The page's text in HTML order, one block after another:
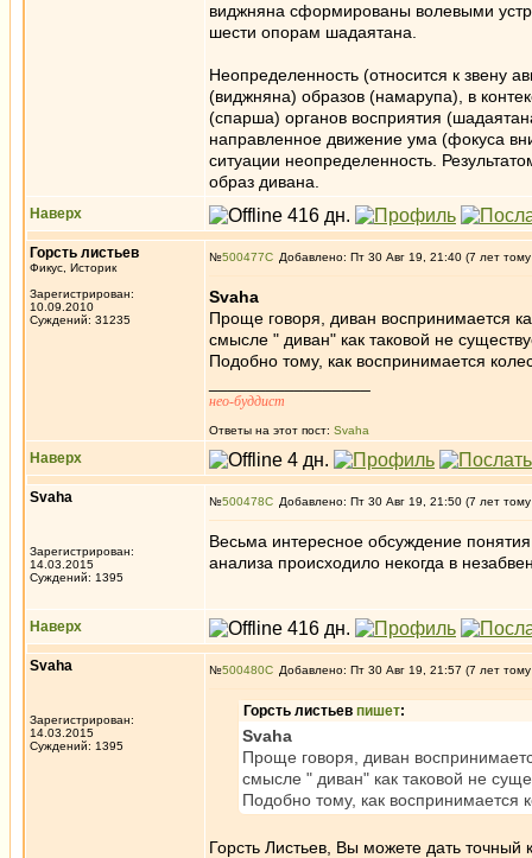
виджняна сформированы волевыми
шести опорам шадаятана.
Неопределенность (относится к звену
(виджняна) образов (намарупа), в
(спарша) органов восприятия
направленное движение ума (фокуса
ситуации неопределенность.
образ дивана.
Наверх
Горсть листьев
Фикус, Историк
Зарегистрирован:
10.09.2010
Суждений: 31235
№500477 Добавлено: Пт 30 Авг 19, 21:40 (7 лет
Svaha
Проще говоря, диван воспринимается
смысле " диван" как таковой не
Подобно тому, как воспринимается
нео-буддист
Ответы на этот пост: Svaha
Наверх
Svaha
Зарегистрирован:
14.03.2015
Суждений: 1395
№500478 Добавлено: Пт 30 Авг 19, 21:50 (7 лет
Весьма интересное обсуждение
анализа происходило некогда в
Наверх
Svaha
Зарегистрирован:
14.03.2015
Суждений: 1395
№500480 Добавлено: Пт 30 Авг 19, 21:57 (7 лет
Горсть листьев пишет:
Svaha
Проще говоря, диван
смысле " диван" как таковой не
Подобно тому, как воспринимается
Горсть Листьев, Вы можете дать